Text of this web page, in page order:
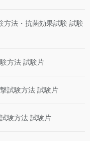
方法・抗菌効果試験 試験
方法 試験片
試験方法 試験片
験方法 試験片